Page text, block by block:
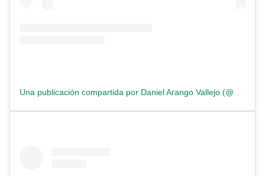
Una publicación compartida por Daniel Arango Vallejo (@arangoval)